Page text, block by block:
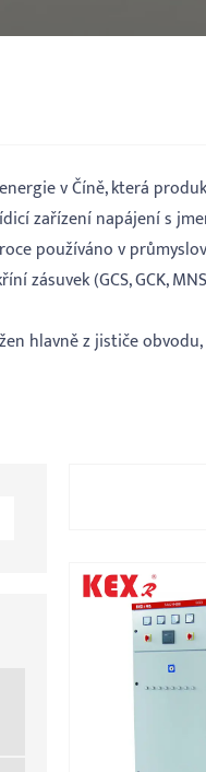
v Číně, která
zařízení napájení s
používáno v
zásuvek (GCS, GCK,
hlavně z jističe